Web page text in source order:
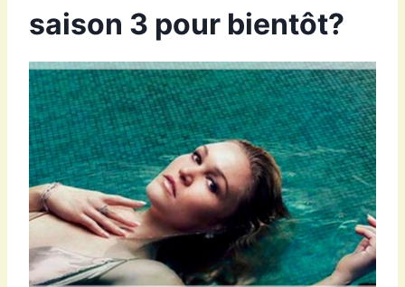
saison 3 pour bientôt?